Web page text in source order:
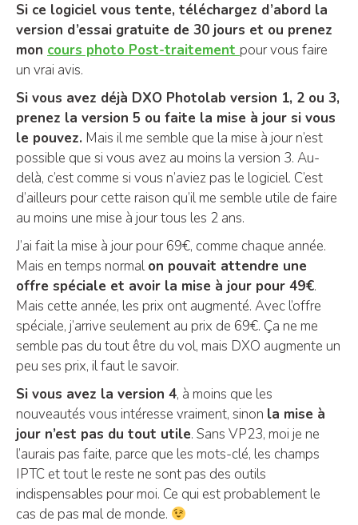
Si ce logiciel vous tente, téléchargez d’abord la
version d’essai gratuite de 30 jours et ou prenez
mon cours photo Post-traitement pour vous faire
un vrai avis.
Si vous avez déjà DXO Photolab version 1, 2 ou 3,
prenez la version 5 ou faite la mise à jour si vous
le pouvez. Mais il me semble que la mise à jour n’est
possible que si vous avez au moins la version 3. Au-
delà, c’est comme si vous n’aviez pas le logiciel. C’est
d’ailleurs pour cette raison qu’il me semble utile de faire
au moins une mise à jour tous les 2 ans.
J’ai fait la mise à jour pour 69€, comme chaque année.
Mais en temps normalon pouvait attendre une
offre spéciale et avoir la mise à jour pour 49€.
Mais cette année, les prix ont augmenté. Avec l’offre
spéciale, j’arrive seulement au prix de 69€. Ça ne me
semble pas du tout être du vol, mais DXO augmente un
peu ses prix, il faut le savoir.
Si vous avez la version 4, à moins que les
nouveautés vous intéresse vraiment, sinon la mise à
jour n’est pas du tout utile. Sans VP23, moi je ne
l’aurais pas faite, parce que les mots-clé, les champs
IPTC et tout le reste ne sont pas des outils
indispensables pour moi. Ce qui est probablement le
cas de pas mal de monde.